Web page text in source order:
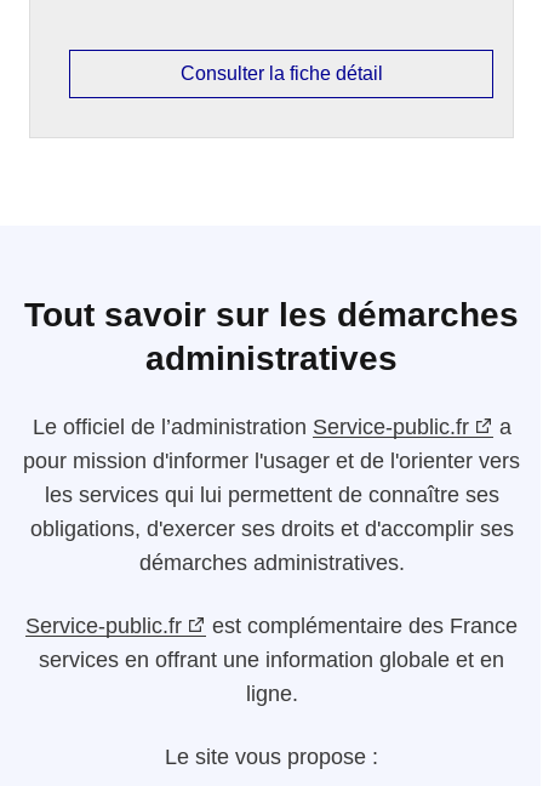
Consulter la fiche détail
Tout savoir sur les démarches
administratives
Le officiel de l’administration Service-public.fr
a
pour mission d'informer l'usager et de l'orienter vers
les services qui lui permettent de connaître ses
obligations, d'exercer ses droits et d'accomplir ses
démarches administratives.
Service-public.fr
est complémentaire des France
services en offrant une information globale et en
ligne.
Le site vous propose :